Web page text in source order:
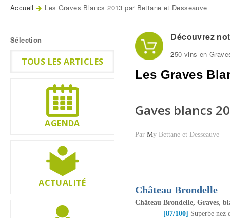
Accueil Les Graves Blancs 2013 par Bettane et Desseauve
Découvrez
250 vins en
Les Graves
Gaves blancs
ParMy Bettane et Desseauve
Château Brondelle
Château Brondelle, Graves,
[87/100] Superbe nez
Sélection
TOUS LES ARTICLES
AGENDA
ACTUALITÉ